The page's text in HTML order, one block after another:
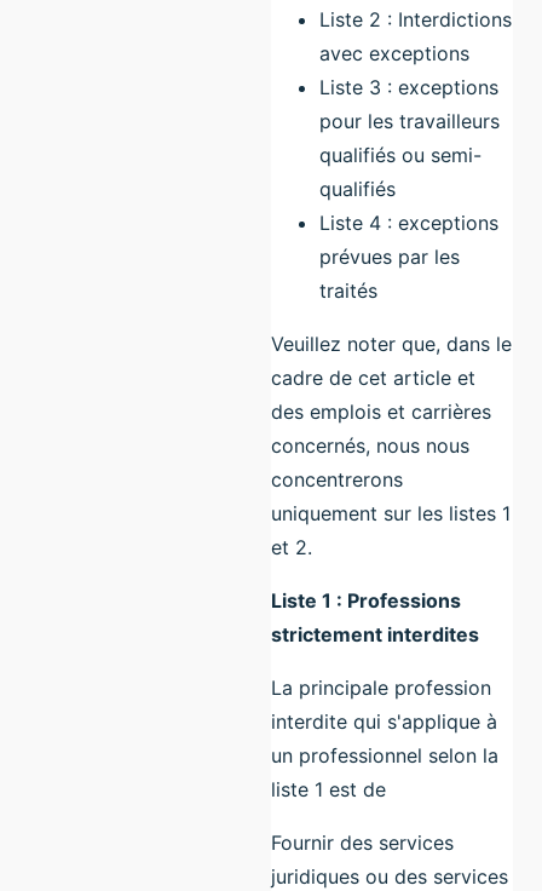
Liste 2 : Interdictions
avec exceptions
Liste 3 : exceptions
pour les travailleurs
qualifiés ou semi-
qualifiés
Liste 4 : exceptions
prévues par les
traités
Veuillez noter que, dans le
cadre de cet article et
des emplois et carrières
concernés, nous nous
concentrerons
uniquement sur les listes 1
et 2.
Liste 1 : Professions
strictement interdites
La principale profession
interdite qui s'applique à
un professionnel selon la
liste 1 est de
Fournir des services
juridiques ou des services